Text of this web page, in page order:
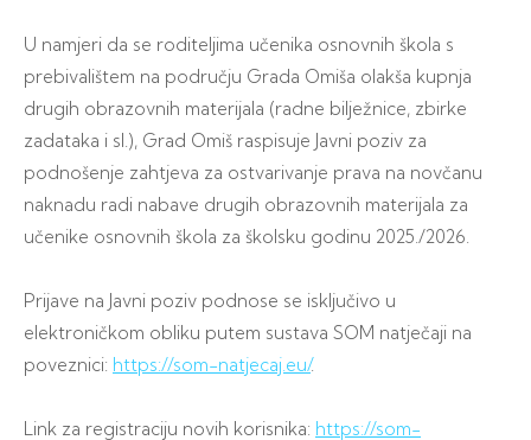
U namjeri da se roditeljima učenika osnovnih škola s
prebivalištem na području Grada Omiša olakša kupnja
drugih obrazovnih materijala (radne bilježnice, zbirke
zadataka i sl.), Grad Omiš raspisuje Javni poziv za
podnošenje zahtjeva za ostvarivanje prava na novčanu
naknadu radi nabave drugih obrazovnih materijala za
učenike osnovnih škola za školsku godinu 2025./2026.
Prijave na Javni poziv podnose se isključivo u
elektroničkom obliku putem sustava SOM natječaji na
poveznici: https://som-natjecaj.eu/.
Link za registraciju novih korisnika: https://som-